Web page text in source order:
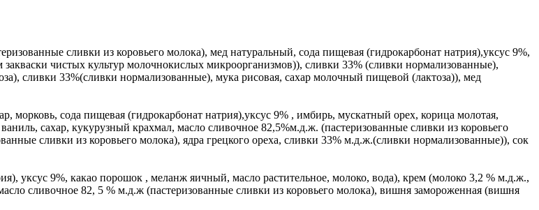
сливки из коровьего молока), мед натуральный, сода пищевая (гидрокарбонат натрия),уксус 9%,
чистых культур молочнокислых микроорганизмов)), сливки 33% (сливки нормализованные),
сливки 33%(сливки нормализованные), мука рисовая, сахар молочный пищевой (лактоза)), мед
морковь, сода пищевая (гидрокарбонат натрия),уксус 9% , имбирь, мускатный орех, корица молотая,
сахар, кукурузный крахмал, масло сливочное 82,5%м.д.ж. (пастеризованные сливки из коровьего
сливки из коровьего молока), ядра грецкого ореха, сливки 33% м.д.ж.(сливки нормализованные)), сок
уксус 9%, какао порошок , меланж яичный, масло растительное, молоко, вода), крем (молоко 3,2 % м.д.ж.,
сливочное 82, 5 % м.д.ж (пастеризованные сливки из коровьего молока), вишня замороженная (вишня